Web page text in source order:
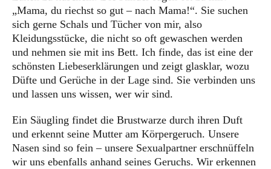
„Mama, du riechst so gut – nach Mama!“. Sie suchen
sich gerne Schals und Tücher von mir, also
Kleidungsstücke, die nicht so oft gewaschen werden
und nehmen sie mit ins Bett. Ich finde, das ist eine der
schönsten Liebeserklärungen und zeigt glasklar, wozu
Düfte und Gerüche in der Lage sind. Sie verbinden uns
und lassen uns wissen, wer wir sind.
Ein Säugling findet die Brustwarze durch ihren Duft
und erkennt seine Mutter am Körpergeruch. Unsere
Nasen sind so fein – unsere Sexualpartner erschnüffeln
wir uns ebenfalls anhand seines Geruchs. Wir erkennen